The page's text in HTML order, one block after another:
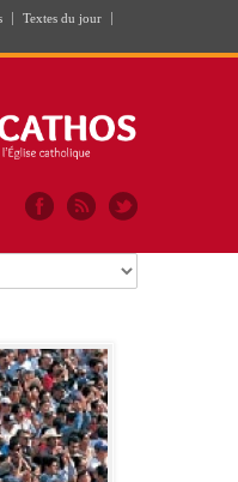
Textes du jour